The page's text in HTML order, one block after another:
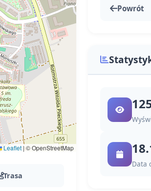
Leaflet |© OpenStreetMap
Trasa
Powrót
Data